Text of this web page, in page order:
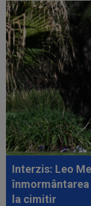
Bîrligea”! ”Nu l-am
23:28
”Dau și 5
condiții și face
23:25 VIDEO
din criză! A doua
23:11 VIDEO
FCSB
23:09
Gigi Becali
bătut palma cu
A fost
pauza meciului
Interzis: Leo
la cimitir